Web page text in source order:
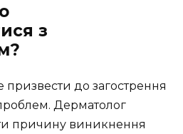
з
до загострення
Дерматолог
причину виникнення